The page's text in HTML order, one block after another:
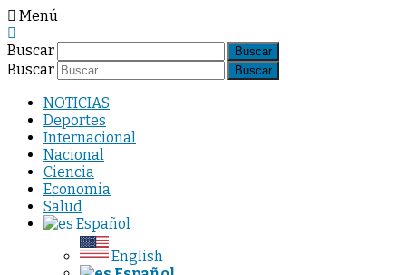
Menú
Buscar
Buscar
NOTICIAS
Deportes
Internacional
Nacional
Ciencia
Economia
Salud
Español
English